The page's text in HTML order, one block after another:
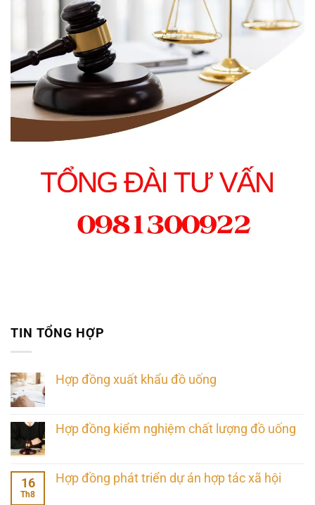
TIN TỔNG HỢP
Hợp đồng xuất khẩu đồ uống
Hợp đồng kiểm nghiệm chất lượng đồ uống
16
Th8
Hợp đồng phát triển dự án hợp tác xã hội